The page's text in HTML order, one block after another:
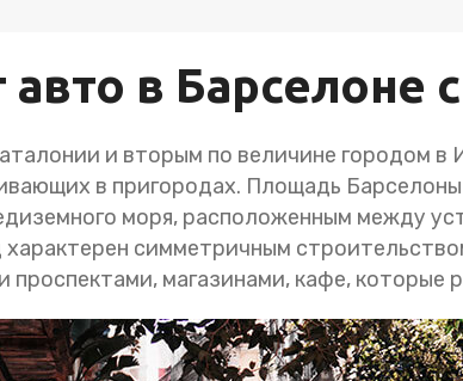
авто в Барселоне
и вторым по величине городом в
в пригородах. Площадь Барселоны
моря, расположенным между
характерен симметричным
магазинами, кафе, которые